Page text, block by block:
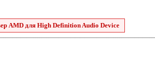
AMD для High Definition Audio Device